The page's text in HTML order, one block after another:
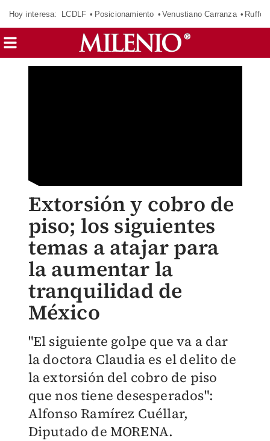
Hoy interesa: LCDLF Posicionamiento Venustiano Carranza Ruffo
Extorsión y cobro de
piso; los siguientes
temas a atajar para
la aumentar la
tranquilidad de
México
"El siguiente golpe que va a dar
la doctora Claudia es el delito de
la extorsión del cobro de piso
que nos tiene desesperados":
Alfonso Ramírez Cuéllar,
Diputado de MORENA.